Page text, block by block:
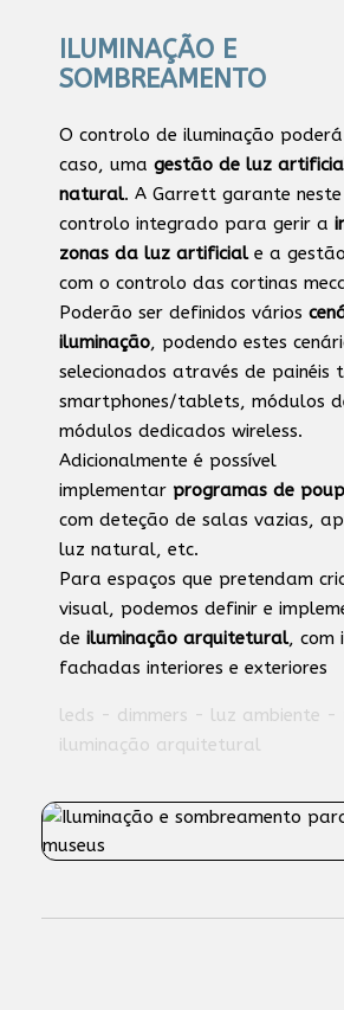
ILUMINAÇÃO E
SOMBREAMENTO
O controlo de iluminação
caso, uma gestão de luz
natural. A Garrett garante neste
controlo integrado para gerir a
zonas da luz artificiale a
com o controlo das cortinas
Poderão ser definidos vários
iluminação, podendo estes
selecionados através de painéis
smartphones/tablets, módulos
módulos dedicados wireless.
Adicionalmente é possível
implementar programas de
com deteção de salas vazias,
luz natural, etc.
Para espaços que pretendam
visual, podemos definir e
de iluminação arquitetural, com
fachadas interiores e exteriores
leds - dimmers - luz ambiente -
iluminação arquitetural